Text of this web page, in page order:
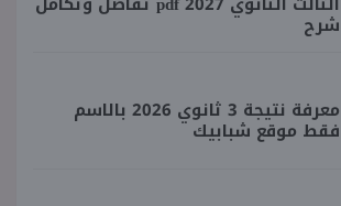
شرح
معرفة نتيجة 3 ثانوي 2026 بالاسم
فقط موقع شبابيك